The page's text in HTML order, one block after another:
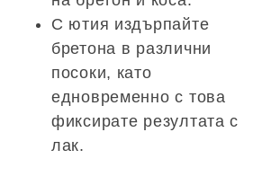
С ютия издърпайте
бретона в различни
посоки, като
едновременно с това
фиксирате резултата с
лак.